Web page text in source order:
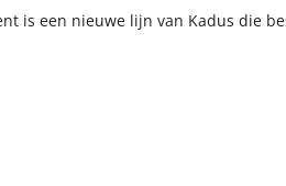
is een nieuwe lijn van Kadus die